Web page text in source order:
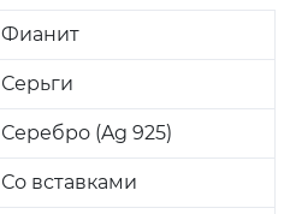
Фианит
Серьги
Серебро (Ag 925)
Со вставками